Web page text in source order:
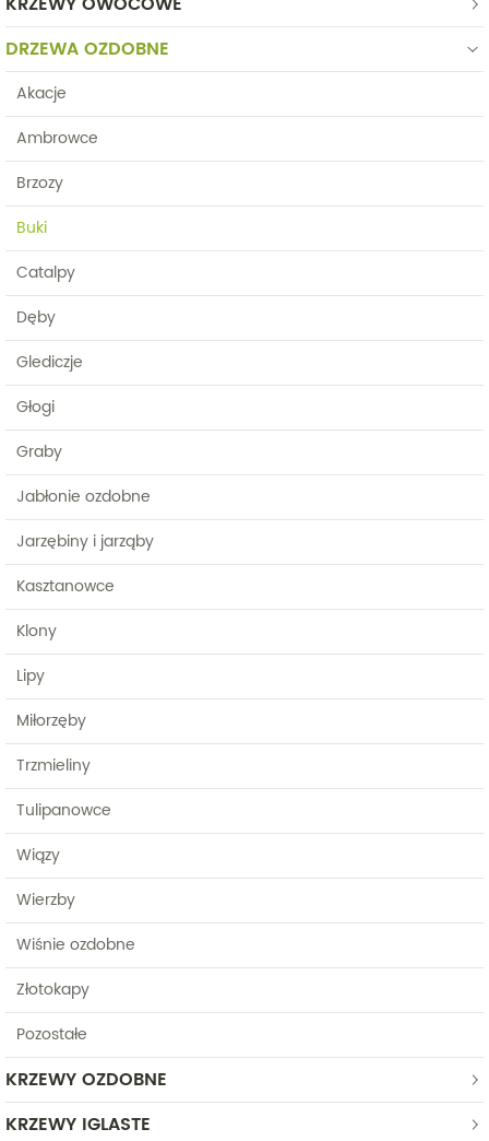
DRZEWA OZDOBNE
Akacje
Ambrowce
Brzozy
Buki
Catalpy
Dęby
Glediczje
Głogi
Graby
Jabłonie ozdobne
Jarzębiny i jarząby
Kasztanowce
Klony
Lipy
Miłorzęby
Trzmieliny
Tulipanowce
Wiązy
Wierzby
Wiśnie ozdobne
Złotokapy
Pozostałe
KRZEWY OZDOBNE
KRZEWY IGLASTE